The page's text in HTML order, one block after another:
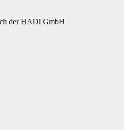
der HADI GmbH